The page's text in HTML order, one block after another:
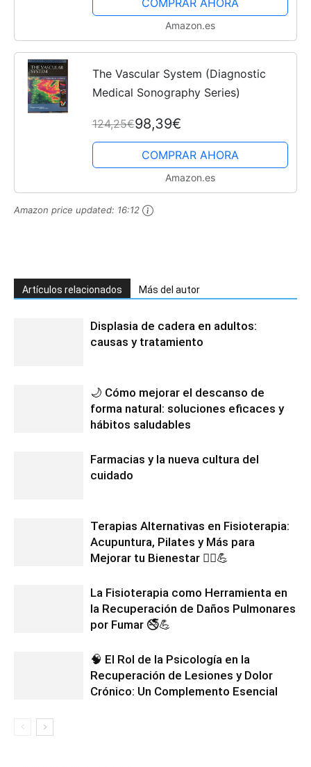
COMPRAR AHORA
Amazon.es
The Vascular System (Diagnostic
Medical Sonography Series)
124,25€98,39€
COMPRAR AHORA
Amazon.es
Amazon price updated: 16:12
Artículos relacionados Más del autor
Displasia de cadera en adultos:
causas y tratamiento
🌙 Cómo mejorar el descanso de
forma natural: soluciones eficaces y
hábitos saludables
Farmacias y la nueva cultura del
cuidado
Terapias Alternativas en Fisioterapia:
Acupuntura, Pilates y Más para
Mejorar tu Bienestar 💆‍♂️💪
La Fisioterapia como Herramienta en
la Recuperación de Daños Pulmonares
por Fumar 🚭💪
🧠 El Rol de la Psicología en la
Recuperación de Lesiones y Dolor
Crónico: Un Complemento Esencial